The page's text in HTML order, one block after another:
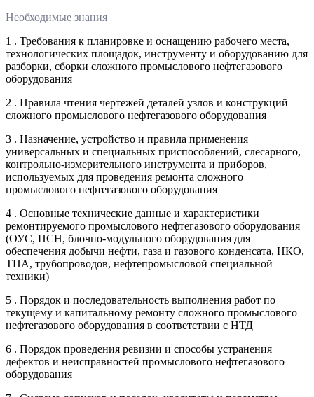
Необходимые знания
1 . Требования к планировке и оснащению рабочего места,
технологических площадок, инструменту и оборудованию для
разборки, сборки сложного промыслового нефтегазового
оборудования
2 . Правила чтения чертежей деталей узлов и конструкций
сложного промыслового нефтегазового оборудования
3 . Назначение, устройство и правила применения
универсальных и специальных приспособлений, слесарного,
контрольно-измерительного инструмента и приборов,
используемых для проведения ремонта сложного
промыслового нефтегазового оборудования
4 . Основные технические данные и характеристики
ремонтируемого промыслового нефтегазового оборудования
(ОУС, ПСН, блочно-модульного оборудования для
обеспечения добычи нефти, газа и газового конденсата, НКО,
ТПА, трубопроводов, нефтепромысловой специальной
техники)
5 . Порядок и последовательность выполнения работ по
текущему и капитальному ремонту сложного промыслового
нефтегазового оборудования в соответствии с НТД
6 . Порядок проведения ревизии и способы устранения
дефектов и неисправностей промыслового нефтегазового
оборудования